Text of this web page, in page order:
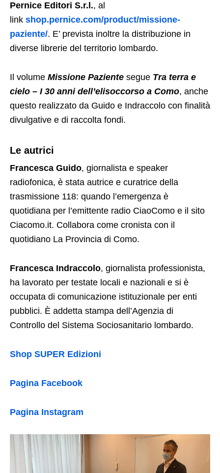
Pernice Editori S.r.l., al
link shop.pernice.com/product/missione-
paziente/. E’ prevista inoltre la distribuzione in
diverse librerie del territorio lombardo.
Il volume Missione Paziente segue Tra terra e
cielo – I 30 anni dell’elisoccorso a Como, anche
questo realizzato da Guido e Indraccolo con finalità
divulgative e di raccolta fondi.
Le autrici
Francesca Guido, giornalista e speaker
radiofonica, è stata autrice e curatrice della
trasmissione 118: quando l’emergenza è
quotidiana per l’emittente radio CiaoComo e il sito
Ciacomo.it. Collabora come cronista con il
quotidiano La Provincia di Como.
Francesca Indraccolo, giornalista professionista,
ha lavorato per testate locali e nazionali e si è
occupata di comunicazione istituzionale per enti
pubblici. È addetta stampa dell’Agenzia di
Controllo del Sistema Sociosanitario lombardo.
Shop SUPER Edizioni
Pagina Facebook
Pagina Instagram